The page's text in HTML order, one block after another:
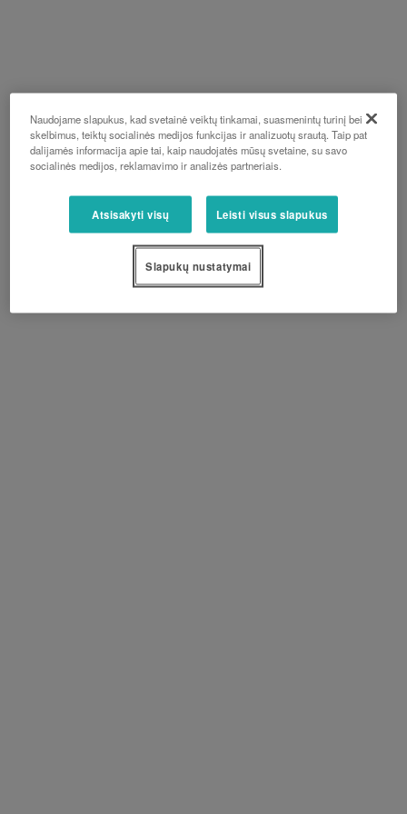
Naudojame slapukus, kad svetainė veiktų tinkamai, suasmenintų turinį bei
skelbimus, teiktų socialinės medijos funkcijas ir analizuotų srautą. Taip pat
dalijamės informacija apie tai, kaip naudojatės mūsų svetaine, su savo
socialinės medijos, reklamavimo ir analizės partneriais.
Atsisakyti visų Leisti visus slapukus
Slapukų nustatymai